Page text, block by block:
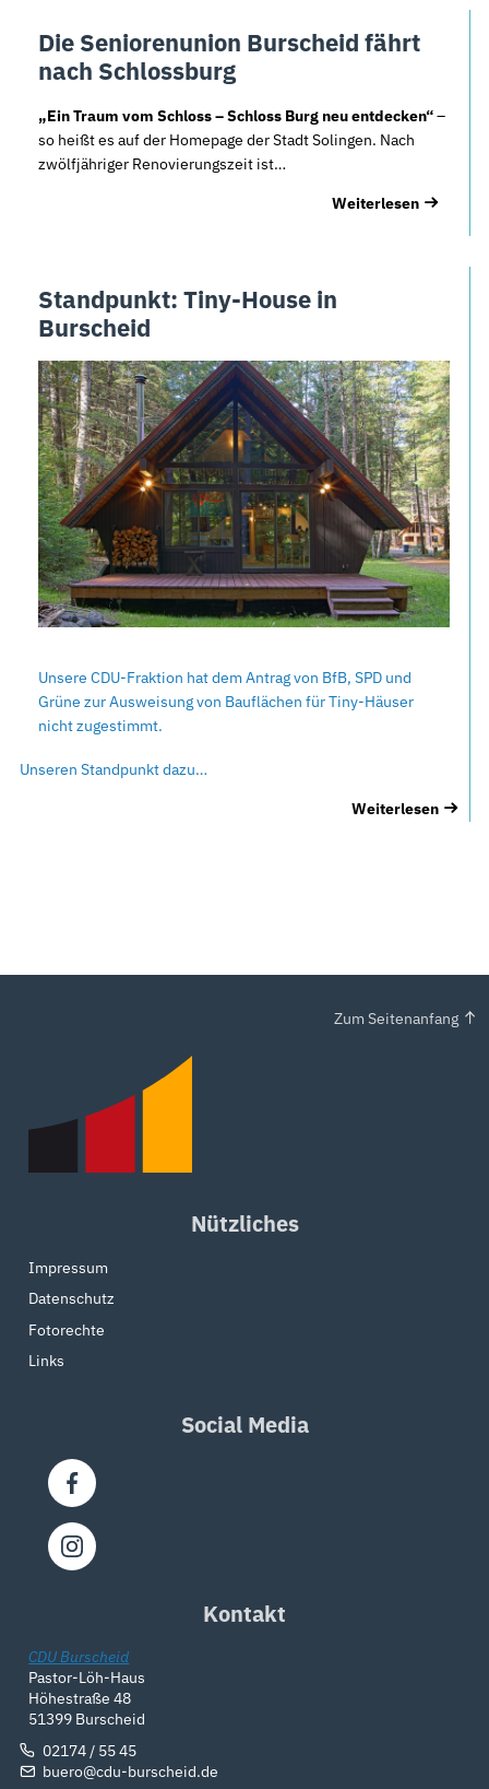
Die Seniorenunion Burscheid fährt
nach Schlossburg
„Ein Traum vom Schloss – Schloss Burg neu entdecken“–
so heißt es auf der Homepage der Stadt Solingen. Nach
zwölfjähriger Renovierungszeit ist…
Weiterlesen
Standpunkt: Tiny-House in
Burscheid
Unsere CDU-Fraktion hat dem Antrag von BfB, SPD und
Grüne zur Ausweisung von Bauflächen für Tiny-Häuser
nicht zugestimmt.
Unseren Standpunkt dazu…
Weiterlesen
Zum Seitenanfang
Nützliches
Impressum
Datenschutz
Fotorechte
Links
Social Media
Kontakt
CDU Burscheid
Pastor-Löh-Haus
Höhestraße 48
51399 Burscheid
02174 / 55 45
buero@cdu-burscheid.de